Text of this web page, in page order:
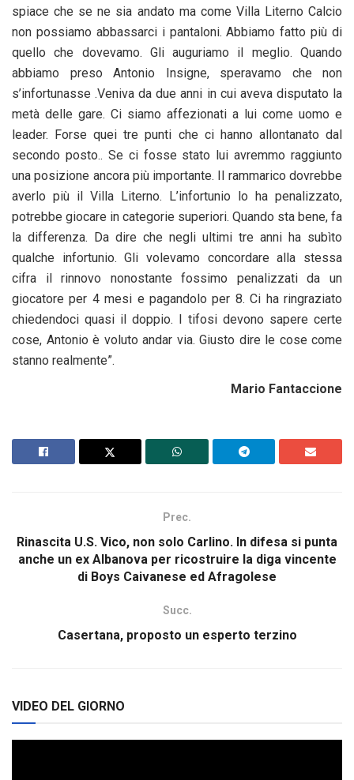
spiace che se ne sia andato ma come Villa Literno Calcio
non possiamo abbassarci i pantaloni. Abbiamo fatto più di
quello che dovevamo. Gli auguriamo il meglio. Quando
abbiamo preso Antonio Insigne, speravamo che non
s’infortunasse .Veniva da due anni in cui aveva disputato la
metà delle gare. Ci siamo affezionati a lui come uomo e
leader. Forse quei tre punti che ci hanno allontanato dal
secondo posto.. Se ci fosse stato lui avremmo raggiunto
una posizione ancora più importante. Il rammarico dovrebbe
averlo più il Villa Literno. L’infortunio lo ha penalizzato,
potrebbe giocare in categorie superiori. Quando sta bene, fa
la differenza. Da dire che negli ultimi tre anni ha subìto
qualche infortunio. Gli volevamo concordare alla stessa
cifra il rinnovo nonostante fossimo penalizzati da un
giocatore per 4 mesi e pagandolo per 8. Ci ha ringraziato
chiedendoci quasi il doppio. I tifosi devono sapere certe
cose, Antonio è voluto andar via. Giusto dire le cose come
stanno realmente”.
Mario Fantaccione
Prec.
Rinascita U.S. Vico, non solo Carlino. In difesa si punta
anche un ex Albanova per ricostruire la diga vincente
di Boys Caivanese ed Afragolese
Succ.
Casertana, proposto un esperto terzino
VIDEO DEL GIORNO